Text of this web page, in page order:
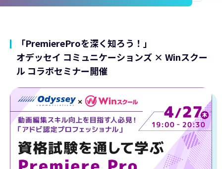
「PremiereProを深く知ろう！」
オデッセイ コミュニケーションズ × Winスクー
ル コラボセミナー開催